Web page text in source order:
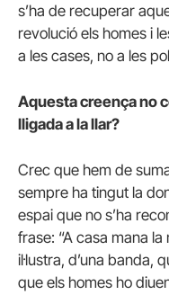
s’ha de recuperar
revolució els homes i
a les cases, no a les
Aquesta creença no
lligada a la llar?
Crec que hem de
sempre ha tingut la
espai que no s’ha
frase: “A casa mana
il·lustra, d’una banda,
que els homes ho